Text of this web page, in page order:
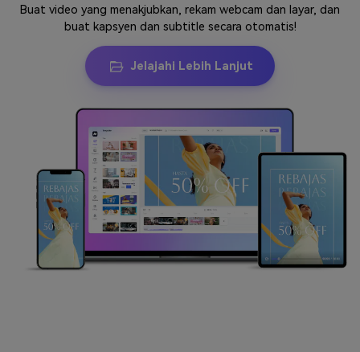
Buat video yang menakjubkan, rekam webcam dan layar, dan
buat kapsyen dan subtitle secara otomatis!
Jelajahi Lebih Lanjut